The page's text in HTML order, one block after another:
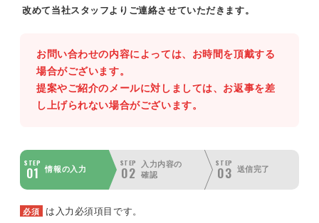
改めて当社スタッフよりご連絡させていただきます。
お問い合わせの内容によっては、お時間を頂戴する
場合がございます。
提案やご紹介のメールに対しましては、お返事を差
し上げられない場合がございます。
STEP
01 情報の入力
STEP
02
入力内容の
確認
STEP
03 送信完了
必須 は入力必須項目です。